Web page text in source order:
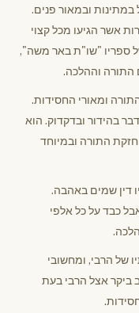
ובמאור פנים.
אשר הגיעו מכל קצוי
ספריו "שו"ת באר משה",
התורה וההלכה.
ומאורי החסידות.
בהידור ובדקדוק. הוא
התורה ובמיוחד
דין שמים באהבה.
כבד על כל אלפי
של הרבי, ומחשובי
ביקר אצל הרבי בעת